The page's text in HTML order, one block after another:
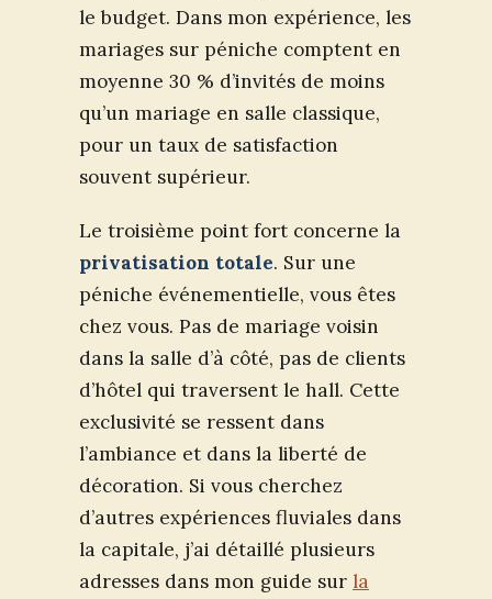
le budget. Dans mon expérience, les
mariages sur péniche comptent en
moyenne 30 % d’invités de moins
qu’un mariage en salle classique,
pour un taux de satisfaction
souvent supérieur.
Le troisième point fort concerne la
privatisation totale. Sur une
péniche événementielle, vous êtes
chez vous. Pas de mariage voisin
dans la salle d’à côté, pas de clients
d’hôtel qui traversent le hall. Cette
exclusivité se ressent dans
l’ambiance et dans la liberté de
décoration. Si vous cherchez
d’autres expériences fluviales dans
la capitale, j’ai détaillé plusieurs
adresses dans mon guide sur la